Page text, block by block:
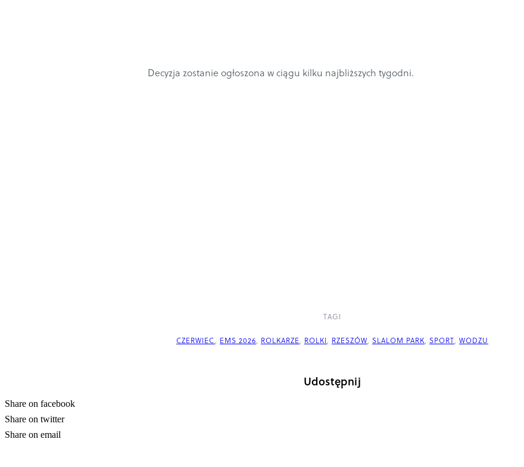
Decyzja zostanie ogłoszona w ciągu kilku najbliższych tygodni.
TAGI
CZERWIEC, EMS 2026, ROLKARZE, ROLKI, RZESZÓW, SLALOM PARK, SPORT, WODZU
Udostępnij
Share on facebook
Share on twitter
Share on email